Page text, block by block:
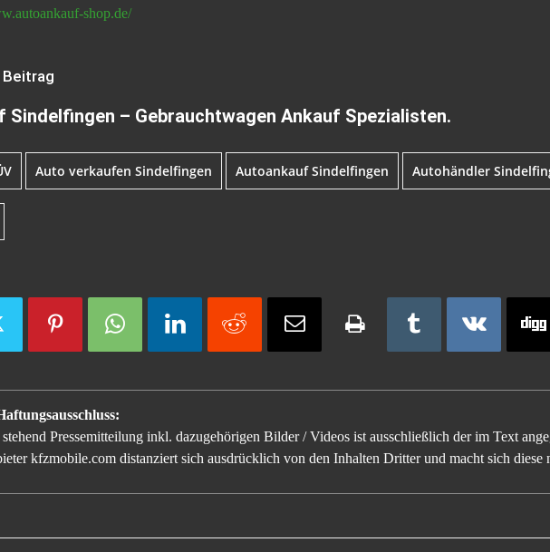
shop.de/
Beitrag
Sindelfingen – Gebrauchtwagen Ankauf Spezialisten.
Auto verkaufen Sindelfingen Autoankauf Sindelfingen Autohändler
Pressemitteilung inkl. dazugehörigen Bilder / Videos ist ausschließlich der im Text
kfzmobile.com distanziert sich ausdrücklich von den Inhalten Dritter und macht sich diese